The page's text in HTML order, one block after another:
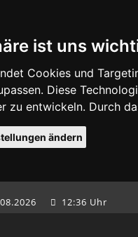
ist uns
Cookies und
Diese
zu entwickeln. Durch
ändern
12:36 Uhr